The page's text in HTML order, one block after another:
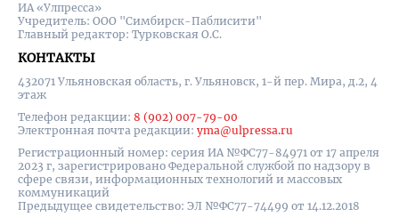
ИА «Улпресса»
Учредитель: ООО "Симбирск-Паблисити"
Главный редактор: Турковская О.С.
КОНТАКТЫ
432071 Ульяновская область, г. Ульяновск, 1-й пер. Мира, д.2, 4
этаж
Телефон редакции: 8 (902) 007-79-00
Электронная почта редакции: yma@ulpressa.ru
Регистрационный номер: серия ИА №ФС77-84971 от 17 апреля
2023 г, зарегистрировано Федеральной службой по надзору в
сфере связи, информационных технологий и массовых
коммуникаций
Предыдущее свидетельство: ЭЛ №ФС77-74499 от 14.12.2018